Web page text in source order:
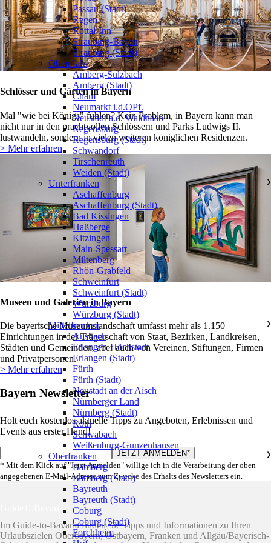
Schlösser und Gärten in Bayern
Mal "wie bei Königs" fühlen? Kein Problem, in Bayern kann man
nicht nur in den prachtvollen Schlössern und Parks Ludwigs II.
lustwandeln, sondern in vielen weiteren königlichen Residenzen.
> Mehr erfahren
Museen und Galerien in Bayern
Die bayerische Museumslandschaft umfasst mehr als 1.150
Einrichtungen in der Trägerschaft von Staat, Bezirken, Landkreisen,
Städten und Gemeinden, aber auch von Vereinen, Stiftungen, Firmen
und Privatpersonen.
> Mehr erfahren
Bayern Newsletter
Holt euch kostenlos aktuelle Tipps zu Angeboten, Erlebnissen und
Events aus erster Hand!
* Mit dem Klick auf "Jetzt Anmelden" willige ich in die Verarbeitung der oben
angegebenen E-Mail-Adresse zum Zwecke des Erhalts des Newsletters ein.
GuideToBavaria
Im Guide-to-Bavaria finden Sie Tipps und Informationen zu Ihren
Urlaubszielen Oberbayern, Ostbayern, Franken und Allgäu/Bayerisch-
Passau (Stadt)
Regen
Rottal-Inn
Straubing-Bogen
Straubing (Stadt)
Oberpfalz
❯
Amberg-Sulzbach
Amberg (Stadt)
Cham
Neumarkt i.d.OPf.
Neustadt a.d. Waldnaab
Regensburg
Regensburg (Stadt)
Schwandorf
Tirschenreuth
Weiden (Stadt)
Unterfranken
❯
Aschaffenburg
Aschaffenburg (Stadt)
Bad Kissingen
Haßberge
Kitzingen
Main-Spessart
Miltenberg
Rhön-Grabfeld
Schweinfurt
Schweinfurt (Stadt)
Würzburg
Würzburg (Stadt)
Mittelfranken
❯
Ansbach
Erlangen-Höchstadt
Erlangen (Stadt)
Fürth
Fürth (Stadt)
Neustadt an der Aisch
Nürnberger Land
Nürnberg (Stadt)
Roth
Schwabach
Weißenburg-Gunzenhausen
Oberfranken
❯
Bamberg
Bamberg (Stadt)
Bayreuth
Bayreuth (Stadt)
Coburg
Coburg (Stadt)
Forchheim